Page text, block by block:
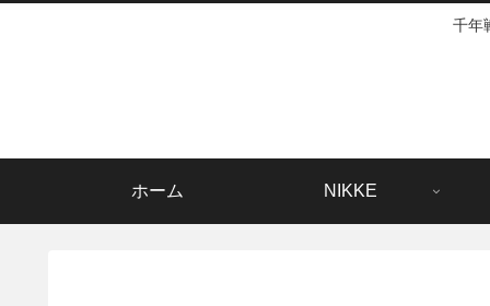
千年
ホーム NIKKE